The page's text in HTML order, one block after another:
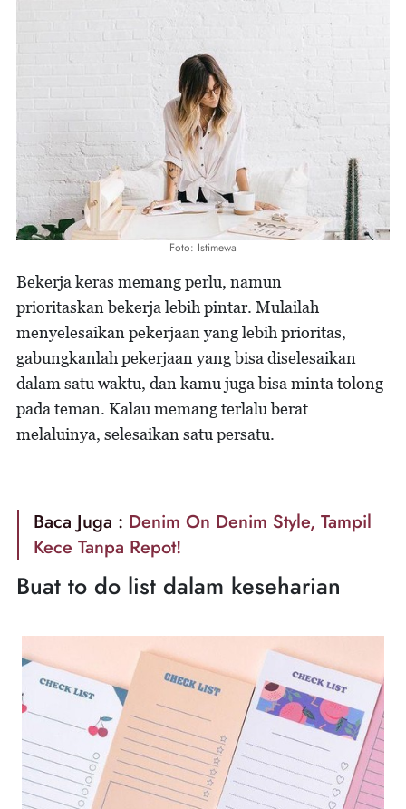
Foto: Istimewa
Bekerja keras memang perlu, namun
prioritaskan bekerja lebih pintar. Mulailah
menyelesaikan pekerjaan yang lebih prioritas,
gabungkanlah pekerjaan yang bisa diselesaikan
dalam satu waktu, dan kamu juga bisa minta tolong
pada teman. Kalau memang terlalu berat
melaluinya, selesaikan satu persatu.
Baca Juga : Denim On Denim Style, Tampil
Kece Tanpa Repot!
Buat to do list dalam keseharian